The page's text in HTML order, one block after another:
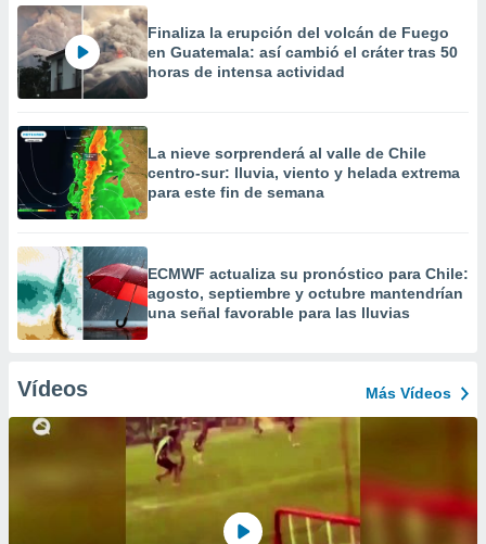
Finaliza la erupción del volcán de Fuego
en Guatemala: así cambió el cráter tras 50
horas de intensa actividad
La nieve sorprenderá al valle de Chile
centro-sur: lluvia, viento y helada extrema
para este fin de semana
ECMWF actualiza su pronóstico para Chile:
agosto, septiembre y octubre mantendrían
una señal favorable para las lluvias
Vídeos Más Vídeos